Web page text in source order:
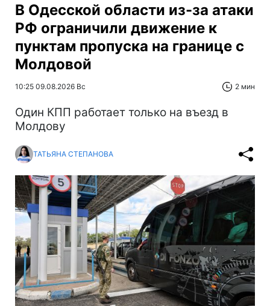
В Одесской области из-за атаки
РФ ограничили движение к
пунктам пропуска на границе с
Молдовой
10:25 09.08.2026 Вс 2 мин
Один КПП работает только на въезд в
Молдову
ТАТЬЯНА СТЕПАНОВА